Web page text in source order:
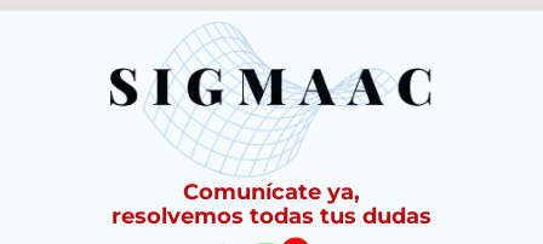
Comunícate ya,
resolvemos todas tus dudas